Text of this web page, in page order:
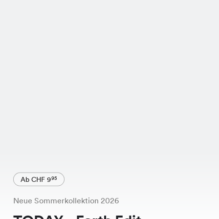
Ab CHF 995
Neue Sommerkollektion 2026